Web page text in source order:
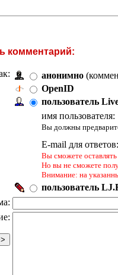
комментарий:
анонимно
OpenID
пользователь
имя пользователя:
Вы должны
E-mail для
Вы сможете
Но вы не сможете
Внимание: на
пользователь